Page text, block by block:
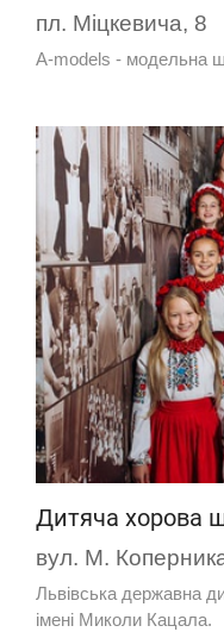
пл. Міцкевича, 8
A-models - модельна
Дитяча хорова
вул. М.
Львівська державна
імені Миколи Кацала.